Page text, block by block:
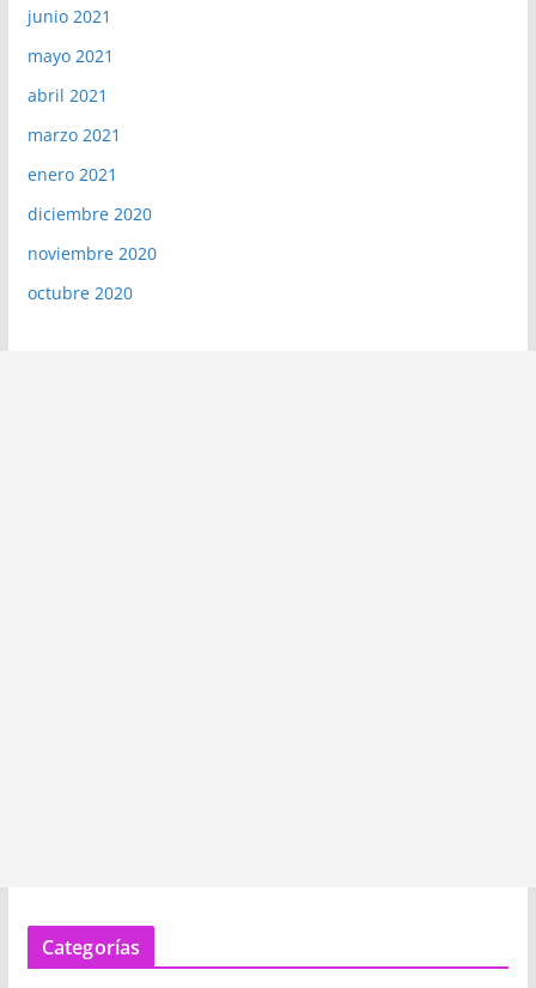
junio 2021
mayo 2021
abril 2021
marzo 2021
enero 2021
diciembre 2020
noviembre 2020
octubre 2020
Categorías